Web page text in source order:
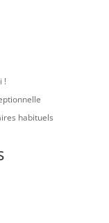
!
habituels